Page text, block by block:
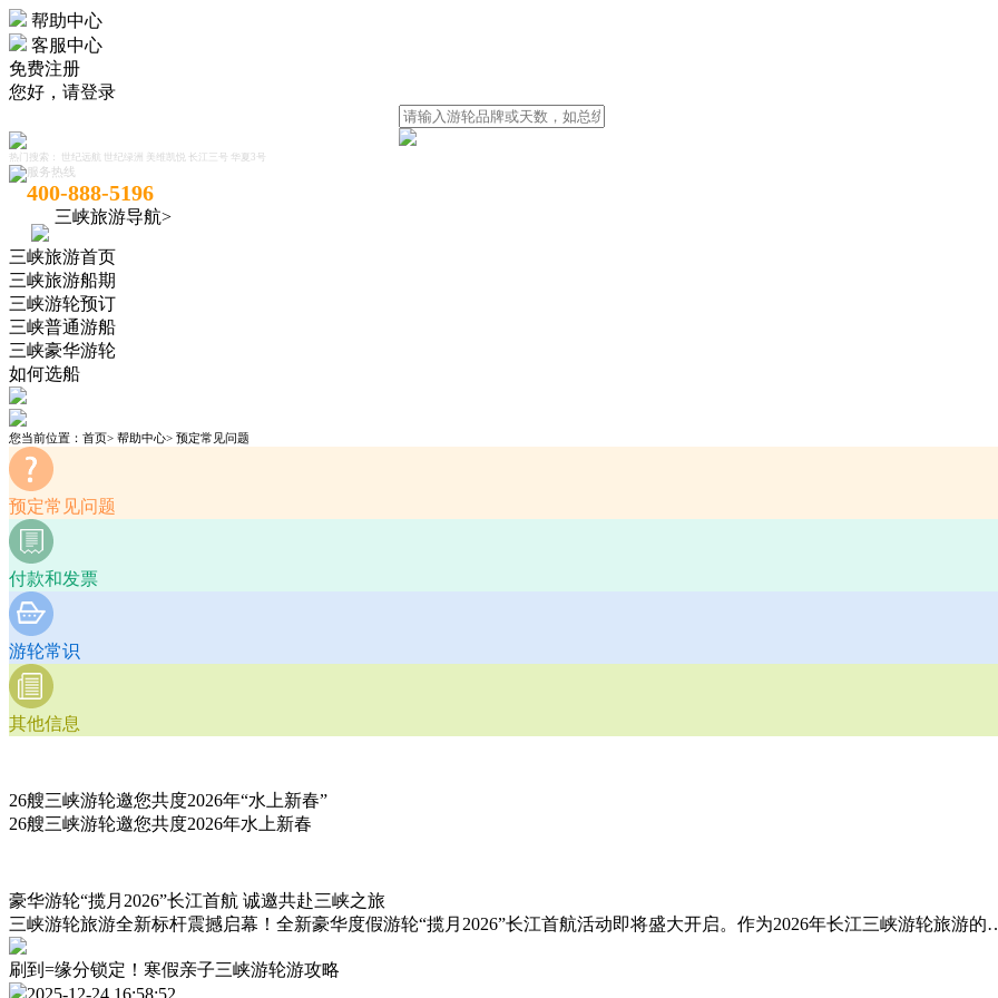
帮助中心
客服中心
免费注册
您好， 请登录
热门搜索： 世纪远航 世纪绿洲 美维凯悦 长江三号 华夏3号
服务热线
400-888-5196
三峡旅游导航>
三峡旅游首页
三峡旅游船期
三峡游轮预订
三峡普通游船
三峡豪华游轮
如何选船
您当前位置： 首页> 帮助中心> 预定常见问题
预定常见问题
付款和发票
游轮常识
其他信息
26艘三峡游轮邀您共度2026年“水上新春”
26艘三峡游轮邀您共度2026年水上新春
豪华游轮“揽月2026”长江首航 诚邀共赴三峡之旅
三峡游轮旅游全新标杆震撼启幕！全新豪华度假游轮“揽月2026”长江首航活动即将盛大开启。作为2026年长江三峡游轮旅游的
刷到=缘分锁定！寒假亲子三峡游轮游攻略
2025-12-24 16:58:52